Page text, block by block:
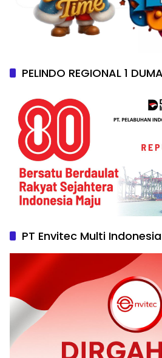
PELINDO REGIONAL 1
PT Envitec Multi